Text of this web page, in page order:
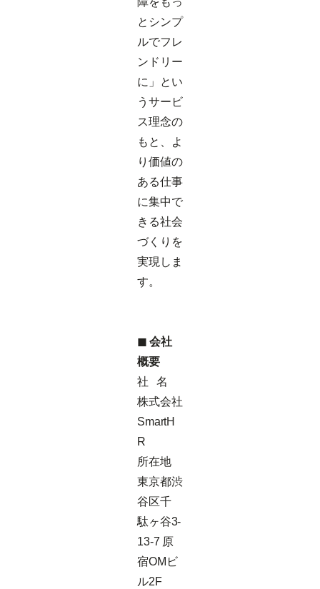
とシンプ
ルでフレ
ンドリー
に」とい
うサービ
ス理念の
もと、よ
り価値の
ある仕事
に集中で
きる社会
づくりを
実現しま
す。
◼ 会社
概要
社 名
株式会社
SmartH
R
所在地
東京都渋
谷区千
駄ヶ谷3-
13-7 原
宿OMビ
ル2F